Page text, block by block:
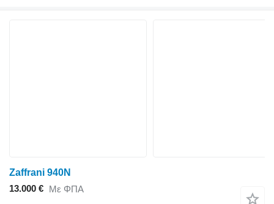
Zaffrani 940N
13.000 € Με ΦΠΑ